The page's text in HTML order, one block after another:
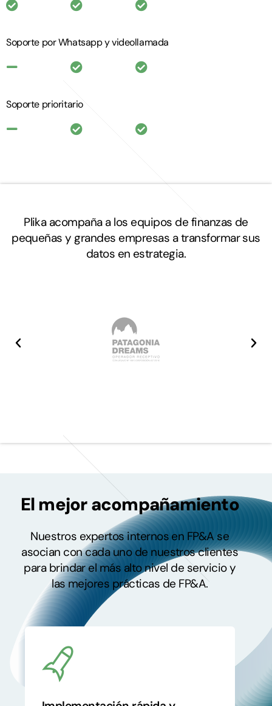
Soporte por Whatsapp y videollamada
Soporte prioritario
Plika acompaña a los equipos de finanzas de
pequeñas y grandes empresas a transformar sus
datos en estrategia.
El mejor acompañamiento
Nuestros expertos internos en FP&A se
asocian con cada uno de nuestros clientes
para brindar el más alto nivel de servicio y
las mejores prácticas de FP&A.